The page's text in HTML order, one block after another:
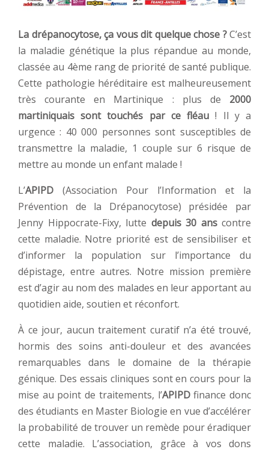
La drépanocytose, ça vous dit quelque chose ?C’est
la maladie génétique la plus répandue au monde,
classée au 4ème rang de priorité de santé publique.
Cette pathologie héréditaire est malheureusement
très courante en Martinique : plus de 2000
martiniquais sont touchés par ce fléau ! Il y a
urgence : 40 000 personnes sont susceptibles de
transmettre la maladie, 1 couple sur 6 risque de
mettre au monde un enfant malade !
L’APIPD (Association Pour l’Information et la
Prévention de la Drépanocytose) présidée par
Jenny Hippocrate-Fixy, lutte depuis 30 anscontre
cette maladie. Notre priorité est de sensibiliser et
d’informer la population sur l’importance du
dépistage, entre autres. Notre mission première
est d’agir au nom des malades en leur apportant au
quotidien aide, soutien et réconfort.
À ce jour, aucun traitement curatif n’a été trouvé,
hormis des soins anti-douleur et des avancées
remarquables dans le domaine de la thérapie
génique. Des essais cliniques sont en cours pour la
mise au point de traitements, l’APIPDfinance donc
des étudiants en Master Biologie en vue d’accélérer
la probabilité de trouver un remède pour éradiquer
cette maladie. L’association, grâce à vos dons